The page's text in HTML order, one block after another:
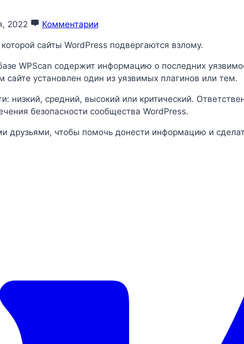
2022 Комментарии
сайты WordPress подвергаются взлому.
WPScan содержит информацию о последних
установлен один из уязвимых плагинов или тем.
низкий, средний, высокий или критический.
безопасности сообщества WordPress.
друзьями, чтобы помочь донести информацию и